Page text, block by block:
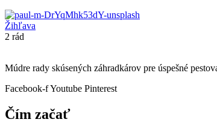
Žihľava
2 rád
Múdre rady skúsených záhradkárov pre úspešné
Facebook-fYoutube Pinterest
Čím začať